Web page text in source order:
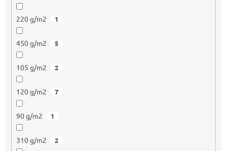
220 g/m2 1
450 g/m2 5
105 g/m2 2
120 g/m2 7
90 g/m2 1
310 g/m2 2